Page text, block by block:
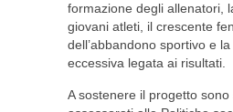
formazione degli allenatori,
giovani atleti, il crescente
dell’abbandono sportivo e
eccessiva legata ai risultati.
A sostenere il progetto sono